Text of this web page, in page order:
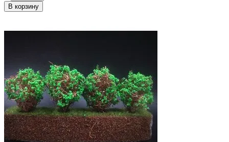
В корзину